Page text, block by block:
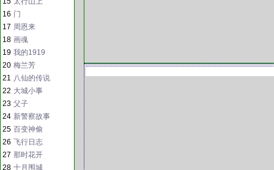
16 门
17 周恩来
18 画魂
19 我的1919
20 梅兰芳
21 八仙的传说
22 大城小事
23 父子
24 新警察故事
25 百变神偷
26 飞行日志
27 那时花开
28 十月围城